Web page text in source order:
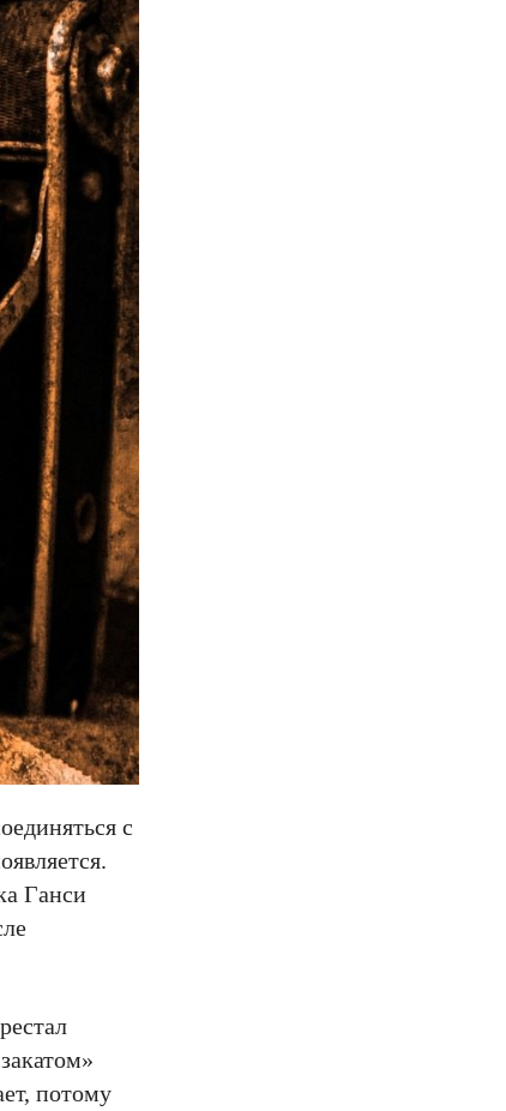
с
Ганси
потому